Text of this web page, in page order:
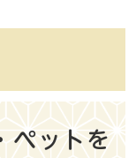
ペットを